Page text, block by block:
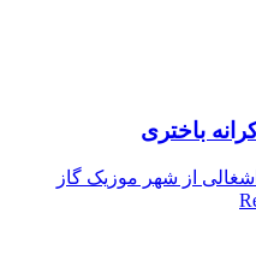
باختری
از شهر موزیک گاز